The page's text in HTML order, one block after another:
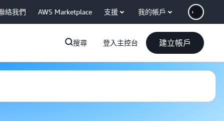
絡我們 AWS Marketplace 支援 我的帳戶
搜尋 登入主控台 建立帳戶